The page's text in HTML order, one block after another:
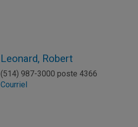
Leonard, Robert
(514) 987-3000 poste 4366
Courriel